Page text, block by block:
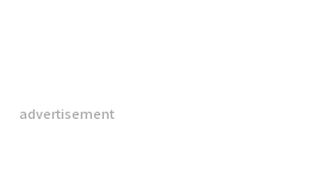
advertisement